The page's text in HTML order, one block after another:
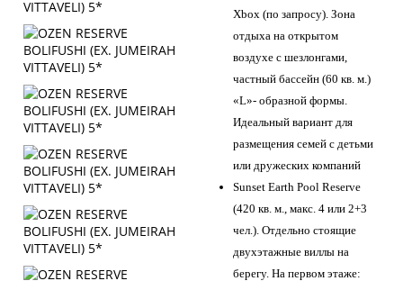
Xbox (по запросу). Зона
отдыха на открытом
воздухе с шезлонгами,
частный бассейн (60 кв. м.)
«L»- образной формы.
Идеальный вариант для
размещения семей с детьми
или дружеских компаний
Sunset Earth Pool Reserve
(420 кв. м., макс. 4 или 2+3
чел.). Отдельно стоящие
двухэтажные виллы на
берегу. На первом этаже: